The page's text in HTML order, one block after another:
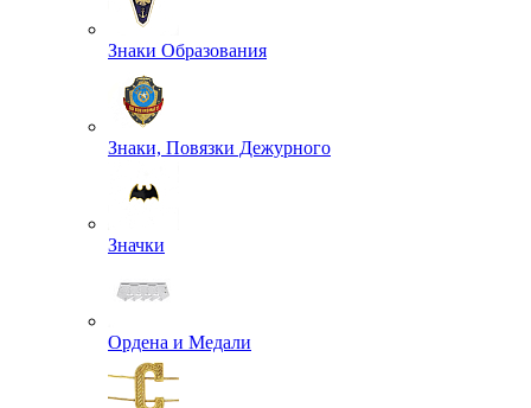
Знаки Образования
Знаки, Повязки Дежурного
Значки
Ордена и Медали